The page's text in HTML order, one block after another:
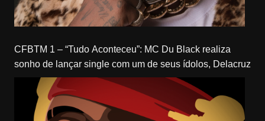
CFBTM 1 – “Tudo Aconteceu”: MC Du Black realiza
sonho de lançar single com um de seus ídolos, Delacruz